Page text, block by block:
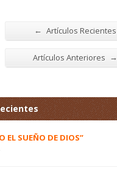
← Artículos Recientes
Artículos Anteriores →
EL SUEÑO DE DIOS”